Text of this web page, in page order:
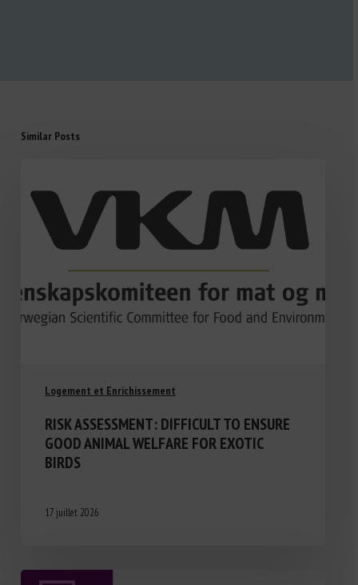
Similar Posts
Logement et Enrichissement
RISK ASSESSMENT: DIFFICULT TO ENSURE
GOOD ANIMAL WELFARE FOR EXOTIC
BIRDS
17 juillet 2026